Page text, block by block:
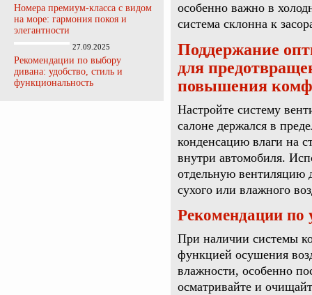
Номера премиум-класса с видом
на море: гармония покоя и
элегантности
27.09.2025
Рекомендации по выбору
дивана: удобство, стиль и
функциональность
особенно важно в
система склонна к
Поддержание
для
повышения
Настройте систему
салоне держался в
конденсацию влаги на
внутри автомобиля.
отдельную вентиляцию
сухого или влажного
Рекомендации
При наличии системы
функцией осушения
влажности, особенно
осматривайте и